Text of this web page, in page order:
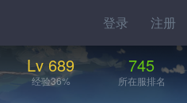
登录 注册
Lv 689
经验36%
745
所在服排名